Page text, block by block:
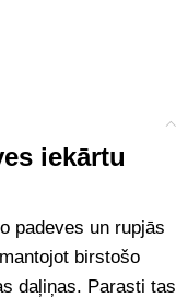
iekārtu
padeves un rupjās
birstošo
daļiņas. Parasti tas